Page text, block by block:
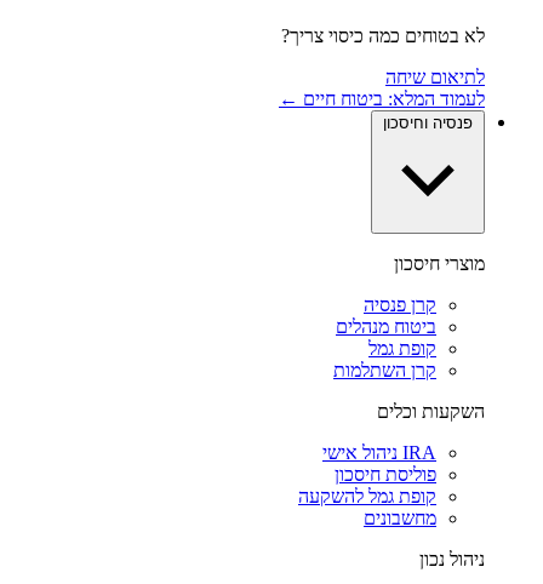
לא בטוחים כמה כיסוי צריך?
לתיאום שיחה
לעמוד המלא: ביטוח חיים ←
פנסיה וחיסכון
מוצרי חיסכון
קרן פנסיה
ביטוח מנהלים
קופת גמל
קרן השתלמות
השקעות וכלים
IRA ניהול אישי
פוליסת חיסכון
קופת גמל להשקעה
מחשבונים
ניהול נכון